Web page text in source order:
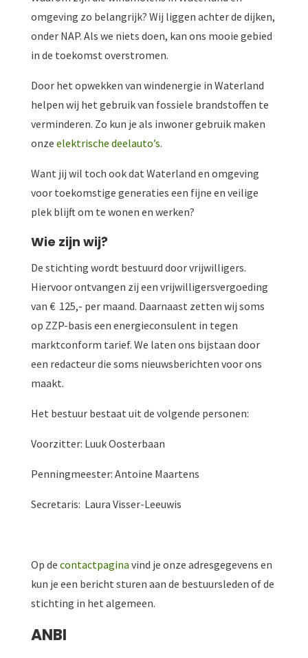
omgeving zo belangrijk? Wij liggen achter de dijken,
onder NAP. Als we niets doen, kan ons mooie gebied
in de toekomst overstromen.
Door het opwekken van windenergie in Waterland
helpen wij het gebruik van fossiele brandstoffen te
verminderen. Zo kun je als inwoner gebruik maken
onze elektrische deelauto’s.
Want jij wil toch ook dat Waterland en omgeving
voor toekomstige generaties een fijne en veilige
plek blijft om te wonen en werken?
Wie zijn wij?
De stichting wordt bestuurd door vrijwilligers.
Hiervoor ontvangen zij een vrijwilligersvergoeding
van € 125,- per maand. Daarnaast zetten wij soms
op ZZP-basis een energieconsulent in tegen
marktconform tarief. We laten ons bijstaan door
een redacteur die soms nieuwsberichten voor ons
maakt.
Het bestuur bestaat uit de volgende personen:
Voorzitter: Luuk Oosterbaan
Penningmeester: Antoine Maartens
Secretaris: Laura Visser-Leeuwis
Op de contactpagina vind je onze adresgegevens en
kun je een bericht sturen aan de bestuursleden of de
stichting in het algemeen.
ANBI